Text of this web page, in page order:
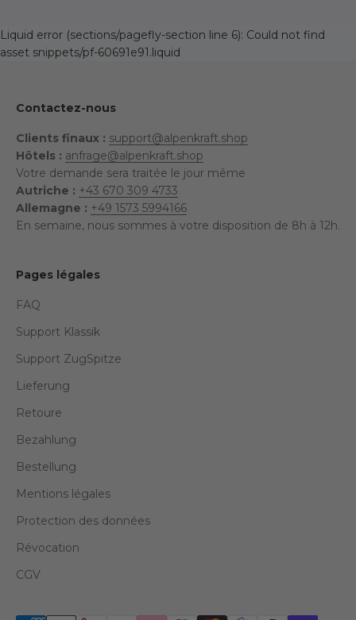
Liquid error (sections/pagefly-section line 6): Could not find
asset snippets/pf-60691e91.liquid
Contactez-nous
Clients finaux : support@alpenkraft.shop
Hôtels : anfrage@alpenkraft.shop
Votre demande sera traitée le jour même
Autriche : +43 670 309 4733
Allemagne : +49 1573 5994166
En semaine, nous sommes à votre disposition de 8h à 12h.
Pages légales
FAQ
Support Klassik
Support ZugSpitze
Lieferung
Retoure
Bezahlung
Bestellung
Mentions légales
Protection des données
Révocation
CGV